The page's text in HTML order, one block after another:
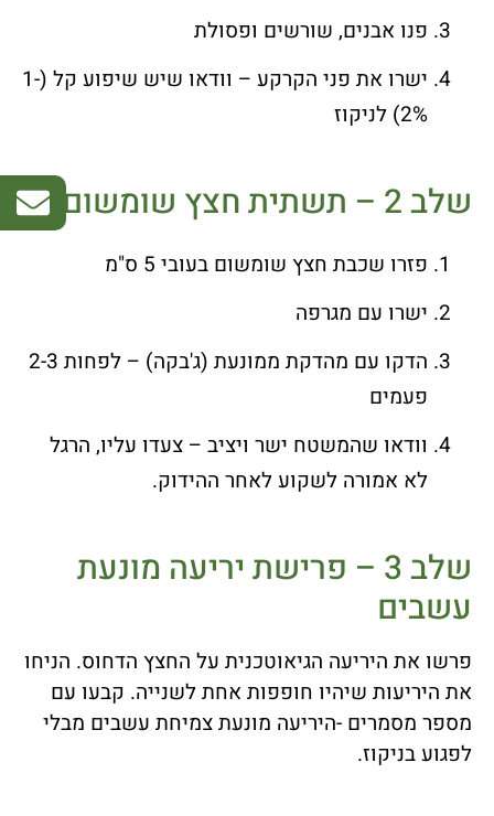
פנו אבנים, שורשים ופסולת
ישרו את פני הקרקע – וודאו שיש שיפוע קל (1-
2%) לניקוז
שלב 2 – תשתית חצץ שומשום
פזרו שכבת חצץ שומשום בעובי 5 ס"מ
ישרו עם מגרפה
הדקו עם מהדקת ממונעת (ג'בקה) – לפחות 2-3
פעמים
וודאו שהמשטח ישר ויציב – צעדו עליו, הרגל
לא אמורה לשקוע לאחר ההידוק.
שלב 3 – פרישת יריעה מונעת
עשבים
פרשו את היריעה הגיאוטכנית על החצץ הדחוס. הניחו
את היריעות שיהיו חופפות אחת לשנייה. קבעו עם
מספר מסמרים -היריעה מונעת צמיחת עשבים מבלי
לפגוע בניקוז.